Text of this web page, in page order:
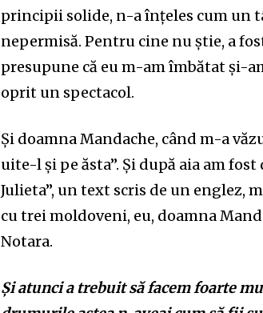
principii solide, n-a înțeles cum un
nepermisă. Pentru cine nu știe, a
presupune că eu m-am îmbătat și-
oprit un spectacol.
Și doamna Mandache, când m-a
uite-l și pe ăsta”. Și după aia am
Julieta”, un text scris de un englez,
cu trei moldoveni, eu, doamna
Notara.
Și atunci a trebuit să facem foarte